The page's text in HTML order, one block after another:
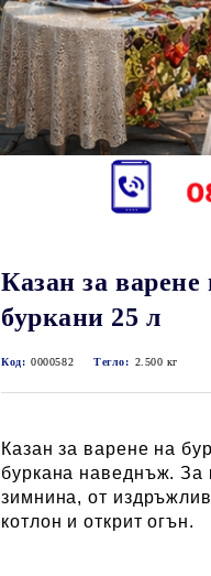
Казан за варене
буркани 25 л
Код: 0000582 Тегло: 2.500 кг
Казан за варене на
буркана наведнъж.
зимнина, от
котлон и открит огън.